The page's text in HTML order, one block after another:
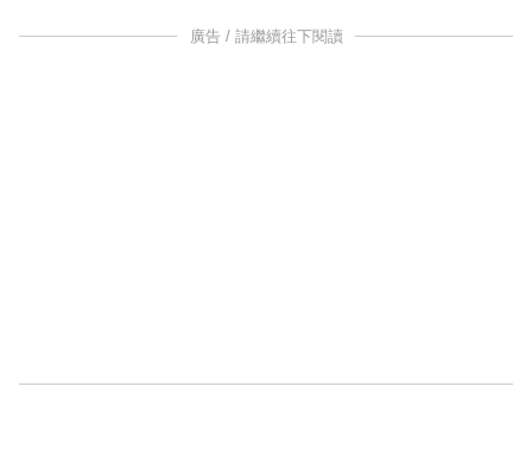
廣告 / 請繼續往下閱讀